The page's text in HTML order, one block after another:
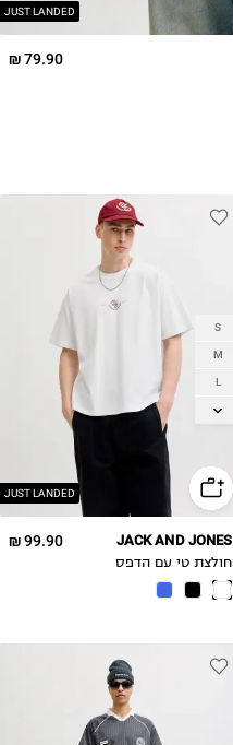
JUST LANDED
79.90 ₪
JUST LANDED
S
M
L
XL
99.90 ₪ JACK AND JONES
חולצת טי עם הדפס